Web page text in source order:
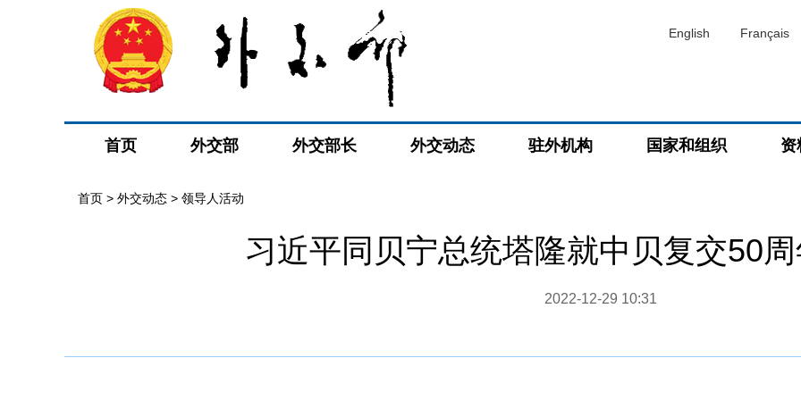
English Français
首页 外交部 外交部长 外交动态 驻外机构 国家和组织 资
首页 > 外交动态 > 领导人活动
习近平同贝宁总统塔隆就中贝复交50
2022-12-29 10:31